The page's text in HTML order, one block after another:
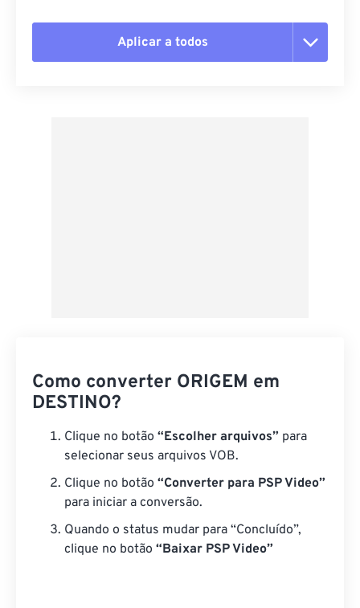
Aplicar a todos
Como converter ORIGEM em
DESTINO?
Clique no botão “Escolher arquivos” para
selecionar seus arquivos VOB.
Clique no botão “Converter para PSP Video”
para iniciar a conversão.
Quando o status mudar para “Concluído”,
clique no botão “Baixar PSP Video”